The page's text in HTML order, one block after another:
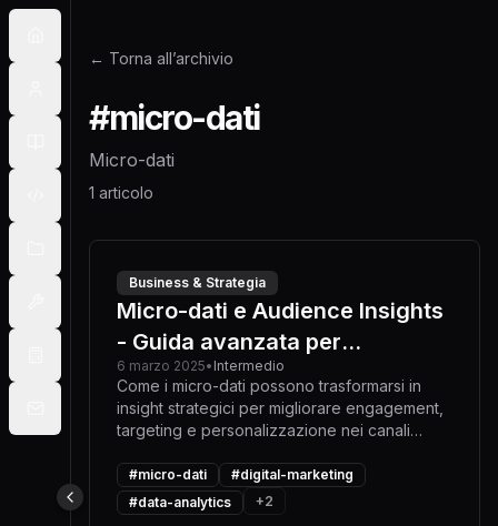
← Torna all’archivio
#micro-dati
Micro-dati
1 articolo
Business & Strategia
Micro-dati e Audience Insights
- Guida avanzata per
Sviluppatori e Digital Strategist
6 marzo 2025• Intermedio
Come i micro-dati possono trasformarsi in
insight strategici per migliorare engagement,
targeting e personalizzazione nei canali
#micro-dati #digital-marketing
#data-analytics +2